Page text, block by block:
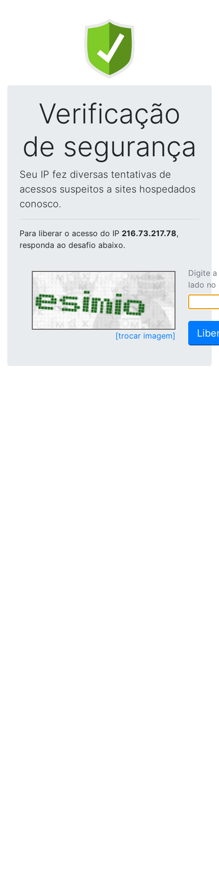
Verificação
de segurança
Seu IP fez diversas tentativas de
acessos suspeitos a sites hospedados
conosco.
Para liberar o acesso do IP 216.73.217.78,
responda ao desafio abaixo.
[trocar imagem]
Digite
lado no